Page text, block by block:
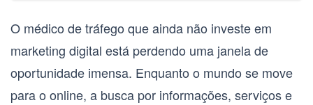
O médico de tráfego que ainda não investe em
marketing digital está perdendo uma janela de
oportunidade imensa. Enquanto o mundo se move
para o online, a busca por informações, serviços e